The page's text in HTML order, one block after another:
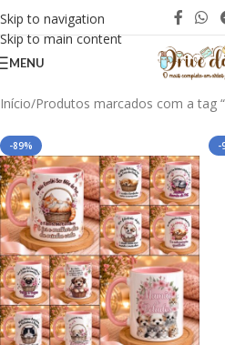
Skip to navigation
Skip to main content
MENU
Início Produtos marcados com a tag
-89% -